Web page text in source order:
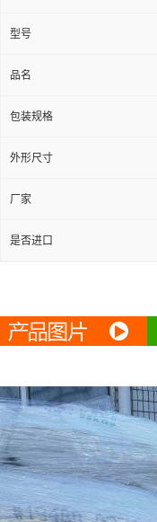
型号
品名
包装规格
外形尺寸
厂家
是否进口